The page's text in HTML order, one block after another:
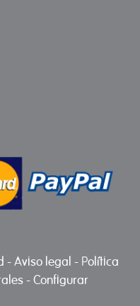
-Aviso legal - Política
-Configurar